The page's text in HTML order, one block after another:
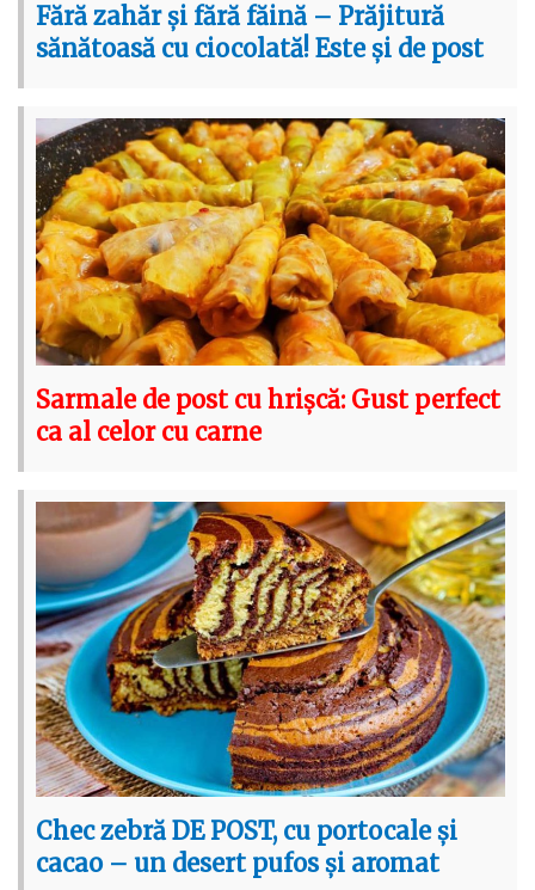
Fără zahăr și fără făină – Prăjitură
sănătoasă cu ciocolată! Este și de post
Sarmale de post cu hrișcă: Gust perfect
ca al celor cu carne
Chec zebră DE POST, cu portocale și
cacao – un desert pufos și aromat